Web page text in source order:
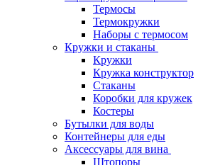
Термосы
Термокружки
Наборы с термосом
Кружки и стаканы
Кружки
Кружка конструктор
Стаканы
Коробки для кружек
Костеры
Бутылки для воды
Контейнеры для еды
Аксессуары для вина
Штопоры